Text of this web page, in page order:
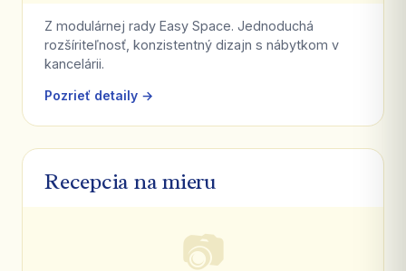
Z modulárnej rady Easy Space. Jednoduchá
rozšíriteľnosť, konzistentný dizajn s nábytkom v
kancelárii.
Pozrieť detaily →
Recepcia na mieru
📷